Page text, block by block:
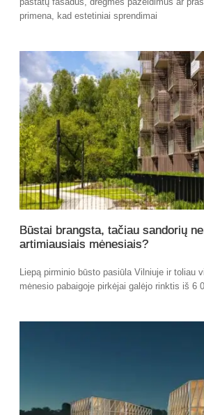
primena, kad estetiniai sprendimai
Būstai brangsta, tačiau sandorių
artimiausiais mėnesiais?
Liepą pirminio būsto pasiūla Vilniuje ir toliau
mėnesio pabaigoje pirkėjai galėjo rinktis iš 6